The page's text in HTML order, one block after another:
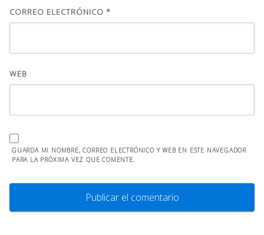
CORREO ELECTRÓNICO *
WEB
GUARDA MI NOMBRE, CORREO ELECTRÓNICO Y WEB EN ESTE NAVEGADOR
PARA LA PRÓXIMA VEZ QUE COMENTE.